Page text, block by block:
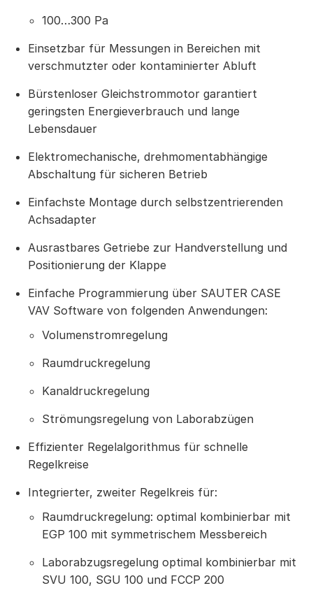
100…300 Pa
Einsetzbar für Messungen in Bereichen mit
verschmutzter oder kontaminierter Abluft
Bürstenloser Gleichstrommotor garantiert
geringsten Energieverbrauch und lange
Lebensdauer
Elektromechanische, drehmomentabhängige
Abschaltung für sicheren Betrieb
Einfachste Montage durch selbstzentrierenden
Achsadapter
Ausrastbares Getriebe zur Handverstellung und
Positionierung der Klappe
Einfache Programmierung über SAUTER CASE
VAV Software von folgenden Anwendungen:
Volumenstromregelung
Raumdruckregelung
Kanaldruckregelung
Strömungsregelung von Laborabzügen
Effizienter Regelalgorithmus für schnelle
Regelkreise
Integrierter, zweiter Regelkreis für:
Raumdruckregelung: optimal kombinierbar mit
EGP 100 mit symmetrischem Messbereich
Laborabzugsregelung optimal kombinierbar mit
SVU 100, SGU 100 und FCCP 200